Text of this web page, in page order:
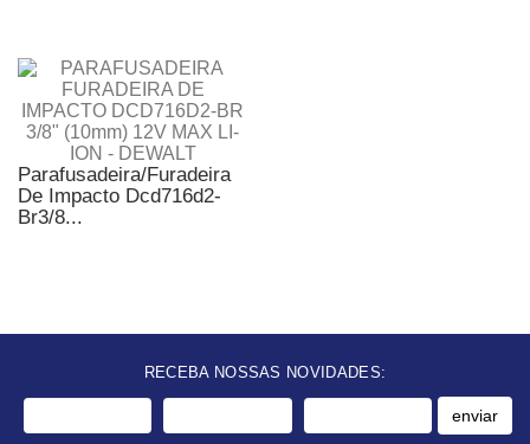
Parafusadeira/Furadeira
De Impacto Dcd716d2-
Br3/8...
RECEBA NOSSAS NOVIDADES:
enviar